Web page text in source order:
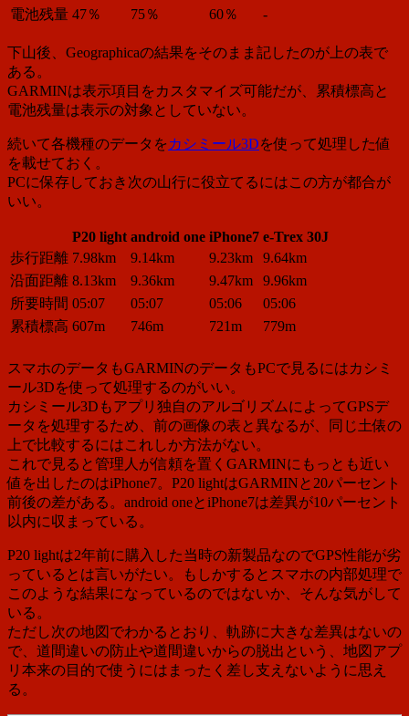
電池残量 47％ 75％ 60％ -
下山後、Geographicaの結果をそのまま記したのが上の表で
ある。
GARMINは表示項目をカスタマイズ可能だが、累積標高と
電池残量は表示の対象としていない。
続いて各機種のデータをカシミール3Dを使って処理した値
を載せておく。
PCに保存しておき次の山行に役立てるにはこの方が都合が
いい。
P20 light android one iPhone7 e-Trex 30J
歩行距離 7.98km 9.14km 9.23km
9.64km
沿面距離 8.13km 9.36km 9.47km
9.96km
所要時間 05:07 05:07 05:06
05:06
累積標高 607m 746m 721m 779m
スマホのデータもGARMINのデータもPCで見るにはカシミ
ール3Dを使って処理するのがいい。
カシミール3Dもアプリ独自のアルゴリズムによってGPSデ
ータを処理するため、前の画像の表と異なるが、同じ土俵の
上で比較するにはこれしか方法がない。
これで見ると管理人が信頼を置くGARMINにもっとも近い
値を出したのはiPhone7。P20 lightはGARMINと20パーセント
前後の差がある。android oneとiPhone7は差異が10パーセント
以内に収まっている。
P20 lightは2年前に購入した当時の新製品なのでGPS性能が劣
っているとは言いがたい。もしかするとスマホの内部処理で
このような結果になっているのではないか、そんな気がして
いる。
ただし次の地図でわかるとおり、軌跡に大きな差異はないの
で、道間違いの防止や道間違いからの脱出という、地図アプ
リ本来の目的で使うにはまったく差し支えないように思え
る。